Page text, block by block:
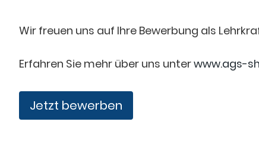
Wir freuen uns auf Ihre Bewerbung als
Erfahren Sie mehr über uns unterwww.ags-
Jetzt bewerben